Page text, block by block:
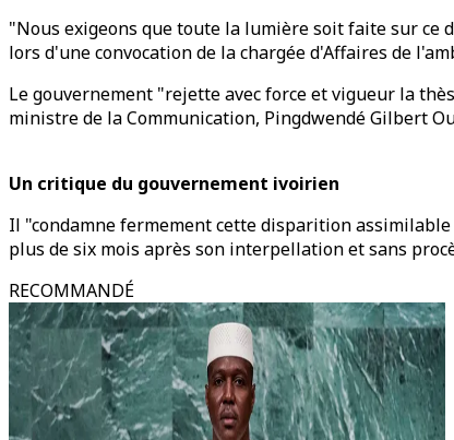
"Nous exigeons que toute la lumière soit faite sur ce
lors d'une convocation de la chargée d'Affaires de
Le gouvernement "rejette avec force et vigueur la
ministre de la Communication, Pingdwendé Gilbert
Un critique du gouvernement ivoirien
Il "condamne fermement cette disparition
plus de six mois après son interpellation et sans
RECOMMANDÉ